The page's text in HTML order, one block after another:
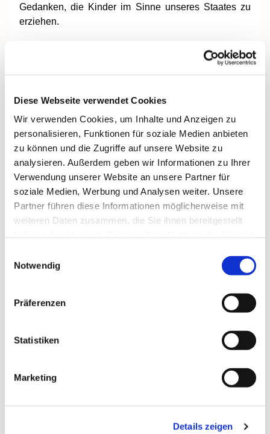
Diese Webseite verwendet Cookies
Wir verwenden Cookies, um Inhalte und Anzeigen zu
personalisieren, Funktionen für soziale Medien anbieten
zu können und die Zugriffe auf unsere Website zu
analysieren. Außerdem geben wir Informationen zu Ihrer
Verwendung unserer Website an unsere Partner für
soziale Medien, Werbung und Analysen weiter. Unsere
Partner führen diese Informationen möglicherweise mit
weiteren Daten zusammen, die Sie ihnen bereitgestellt
Notwendig
Präferenzen
Statistiken
Marketing
Details zeigen
Gedanken, die Kinder im Sinne unseres Staates zu
erziehen.
Kinder auch im Sinne unserer Arbeiter -und Bauern-
Macht erzogen werden. Diese Zustände müssen
Der leitende
katholische
Pfarrer von
Stralsund,
Monsignore
Friedrich
Radek, hat
den
en
Sowjetzone zurückgegeben. Der Prälat protestierte
damit, gegen die Schließung des katholischen St.
Heimes und gleichzeitige zwangsweise Überführung
Ende April 1959 durch den Rat der Stadt mit der
Begründung verfügt worden, die Kinder würden nicht
Die Oberin des Heimes und die Stralsunder